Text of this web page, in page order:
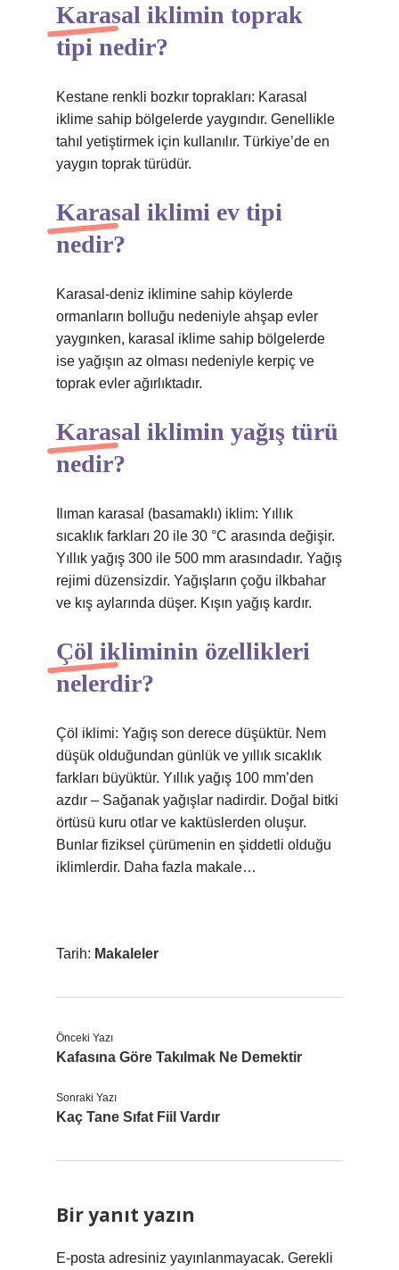
Karasal iklimin toprak
tipi nedir?
Kestane renkli bozkır toprakları: Karasal
iklime sahip bölgelerde yaygındır. Genellikle
tahıl yetiştirmek için kullanılır. Türkiye’de en
yaygın toprak türüdür.
Karasal iklimi ev tipi
nedir?
Karasal-deniz iklimine sahip köylerde
ormanların bolluğu nedeniyle ahşap evler
yaygınken, karasal iklime sahip bölgelerde
ise yağışın az olması nedeniyle kerpiç ve
toprak evler ağırlıktadır.
Karasal iklimin yağış türü
nedir?
Ilıman karasal (basamaklı) iklim: Yıllık
sıcaklık farkları 20 ile 30 °C arasında değişir.
Yıllık yağış 300 ile 500 mm arasındadır. Yağış
rejimi düzensizdir. Yağışların çoğu ilkbahar
ve kış aylarında düşer. Kışın yağış kardır.
Çöl ikliminin özellikleri
nelerdir?
Çöl iklimi: Yağış son derece düşüktür. Nem
düşük olduğundan günlük ve yıllık sıcaklık
farkları büyüktür. Yıllık yağış 100 mm’den
azdır – Sağanak yağışlar nadirdir. Doğal bitki
örtüsü kuru otlar ve kaktüslerden oluşur.
Bunlar fiziksel çürümenin en şiddetli olduğu
iklimlerdir. Daha fazla makale…
Tarih: Makaleler
Önceki Yazı
Kafasına Göre Takılmak Ne Demektir
Sonraki Yazı
Kaç Tane Sıfat Fiil Vardır
Bir yanıt yazın
E-posta adresiniz yayınlanmayacak. Gerekli